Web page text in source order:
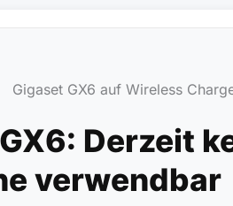
Gigaset GX6 auf Wireless
Derzeit
verwendbar